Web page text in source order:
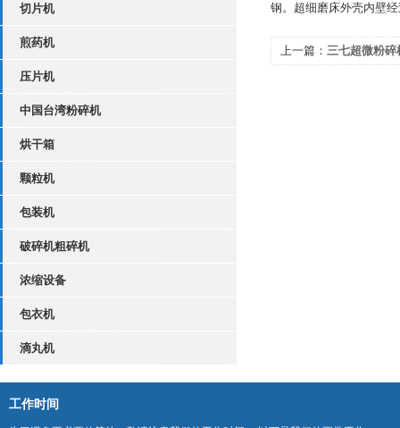
切片机
煎药机
压片机
中国台湾粉碎机
烘干箱
颗粒机
包装机
破碎机粗碎机
浓缩设备
包衣机
滴丸机
钢。超细磨床外壳内壁
上一篇： 三七超微粉碎
工作时间